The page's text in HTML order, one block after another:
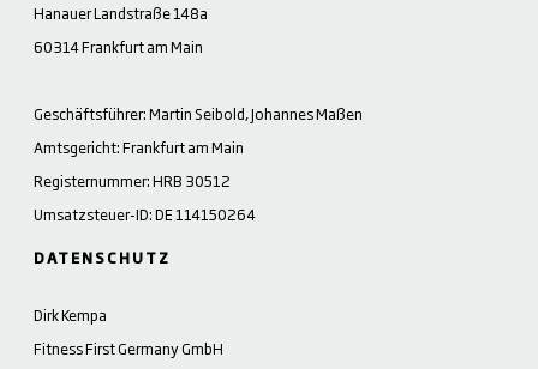
Hanauer Landstraße 148a
60314 Frankfurt am Main
Geschäftsführer: Martin Seibold, Johannes Maßen
Amtsgericht: Frankfurt am Main
Registernummer: HRB 30512
Umsatzsteuer-ID: DE 114150264
DATENSCHUTZ
Dirk Kempa
Fitness First Germany GmbH